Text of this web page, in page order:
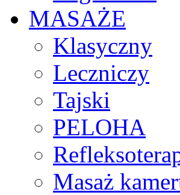
MASAŻE
Klasyczny
Leczniczy
Tajski
PELOHA
Masaż